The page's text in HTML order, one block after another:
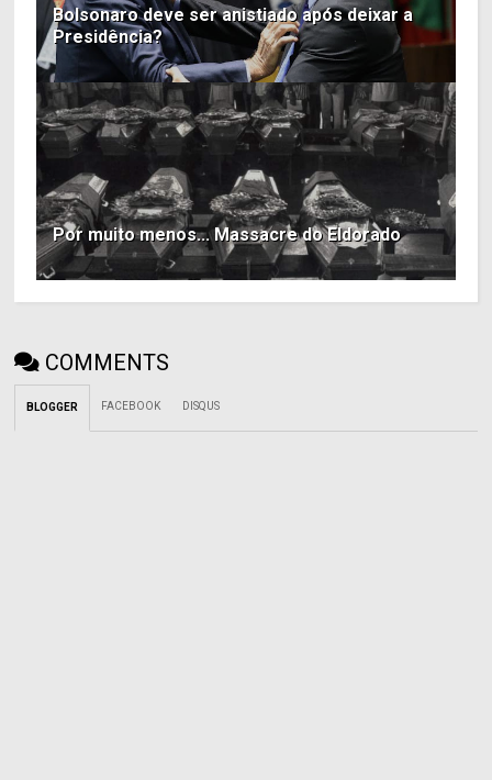
Bolsonaro deve ser anistiado após deixar a
Presidência?
Por muito menos... Massacre do Eldorado
COMMENTS
BLOGGER FACEBOOK DISQUS